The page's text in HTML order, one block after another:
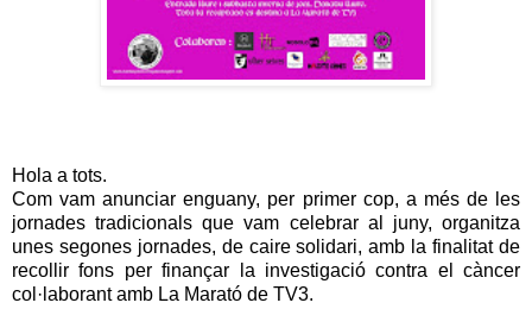
Hola a tots.
Com vam anunciar enguany, per primer cop, a més de les
jornades tradicionals que vam celebrar al juny, organitza
unes segones jornades, de caire solidari, amb la finalitat de
recollir fons per finançar la investigació contra el càncer
col·laborant amb La Marató de TV3.